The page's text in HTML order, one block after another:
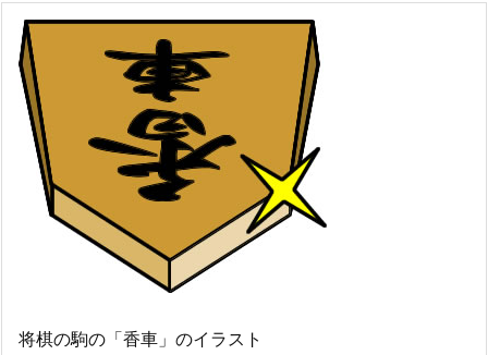
将棋の駒の「香車」のイラスト